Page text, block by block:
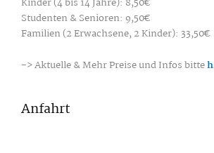
Studenten & Senioren: 9,50€
Familien (2 Erwachsene, 2 Kinder): 33,50€
-> Aktuelle & Mehr Preise und Infos bitte
Anfahrt